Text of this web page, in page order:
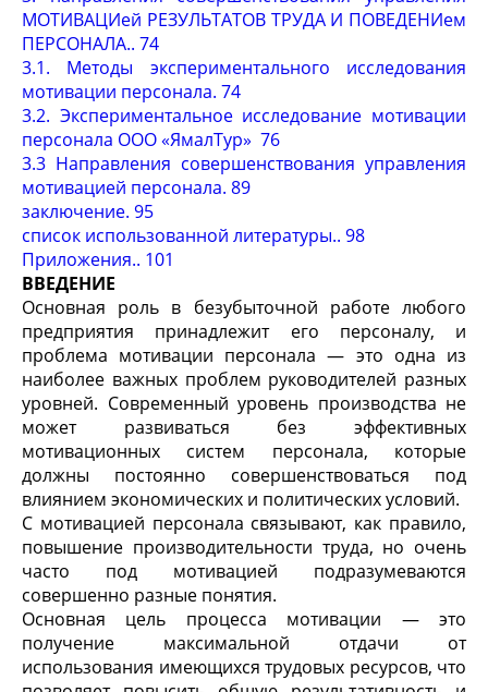
МОТИВАЦИей РЕЗУЛЬТАТОВ ТРУДА И ПОВЕДЕНИем
ПЕРСОНАЛА.. 74
3.1. Методы экспериментального исследования
мотивации персонала. 74
3.2. Экспериментальное исследование мотивации
персонала ООО «ЯмалТур» 76
3.3 Направления совершенствования управления
мотивацией персонала. 89
заключение. 95
список использованной литературы.. 98
Приложения.. 101
ВВЕДЕНИЕ
Основная роль в безубыточной работе любого
предприятия принадлежит его персоналу, и
проблема мотивации персонала — это одна из
наиболее важных проблем руководителей разных
уровней. Современный уровень производства не
может развиваться без эффективных
мотивационных систем персонала, которые
должны постоянно совершенствоваться под
влиянием экономических и политических условий.
С мотивацией персонала связывают, как правило,
повышение производительности труда, но очень
часто под мотивацией подразумеваются
совершенно разные понятия.
Основная цель процесса мотивации — это
получение максимальной отдачи от
использования имеющихся трудовых ресурсов, что